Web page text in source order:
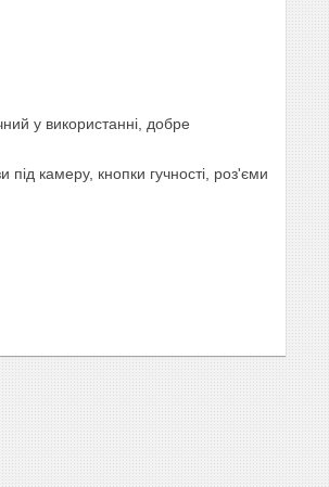
у використанні, добре
під камеру, кнопки гучності, роз'єми